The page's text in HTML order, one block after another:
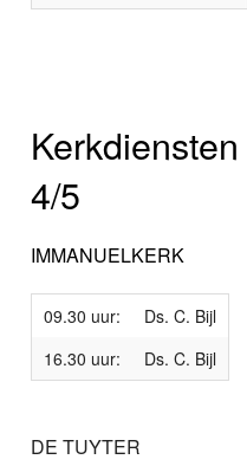
4/5
IMMANUELKERK
09.30 uur:
Ds. C. Bijl
16.30 uur:
Ds. C. Bijl
DE TUYTER